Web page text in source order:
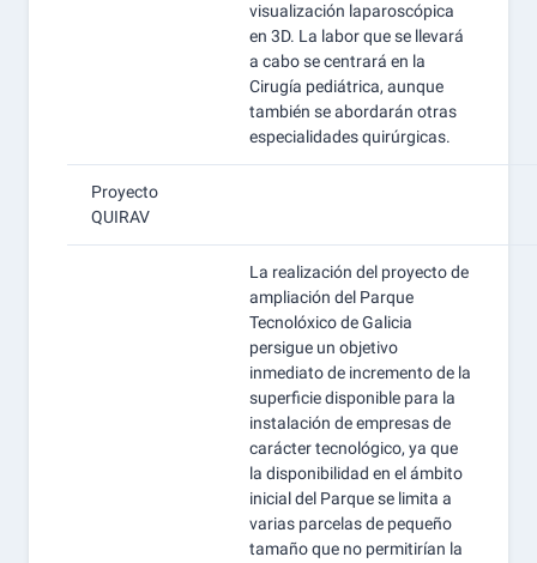
visualización laparoscópica
en 3D. La labor que se llevará
a cabo se centrará en la
Cirugía pediátrica, aunque
también se abordarán otras
especialidades quirúrgicas.
Proyecto
QUIRAV
La realización del proyecto de
ampliación del Parque
Tecnolóxico de Galicia
persigue un objetivo
inmediato de incremento de la
superficie disponible para la
instalación de empresas de
carácter tecnológico, ya que
la disponibilidad en el ámbito
inicial del Parque se limita a
varias parcelas de pequeño
tamaño que no permitirían la